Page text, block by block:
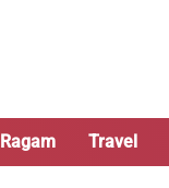
Ragam Travel